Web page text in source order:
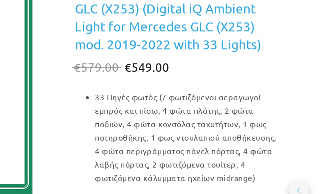
GLC (X253) (Digital iQ Ambient
Light for Mercedes GLC (X253)
mod. 2019-2022 with 33 Lights)
€579.00 Original
was:
€579.00.
€549.00
τιμή
είναι:
€549.00.
33 Πηγές φωτός (7 φωτιζόμενοι αεραγωγοί
εμπρός και πίσω, 4 φώτα πλάτης, 2 φώτα
ποδιών, 4 φώτα κονσόλας ταχυτήτων, 1 φως
ποτηροθήκης, 1 φως ντουλαπιού αποθήκευσης,
4 φώτα περιγράμματος πάνελ πόρτας, 4 φώτα
λαβής πόρτας, 2 φωτιζόμενα τουίτερ, 4
φωτιζόμενα κάλυμματα ηχείων midrange)